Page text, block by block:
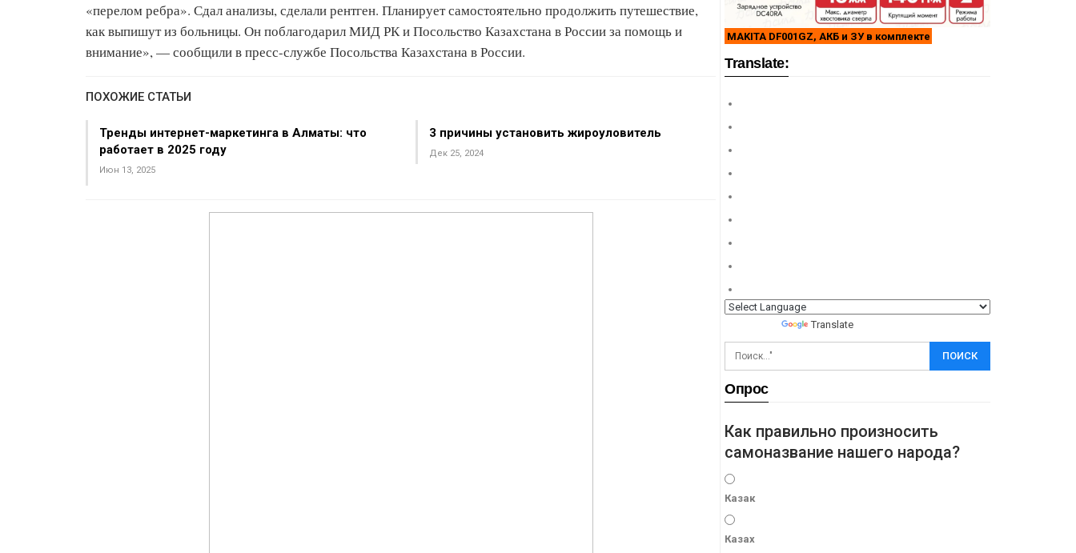
«перелом ребра». Сдал анализы, сделали рентген. Планирует самостоятельно продолжить путешествие,
как выпишут из больницы. Он поблагодарил МИД РК и Посольство Казахстана в России за помощь и
внимание», — сообщили в пресс-службе Посольства Казахстана в России.
ПОХОЖИЕ СТАТЬИ
Тренды интернет-маркетинга в Алматы: что
работает в 2025 году
Июн 13, 2025
3 причины установить жироуловитель
Дек 25, 2024
MAKITA DF001GZ, АКБ и ЗУ в комплекте
Translate:
Translate
Опрос
Как правильно произносить
самоназвание нашего народа?
Казак
Казах